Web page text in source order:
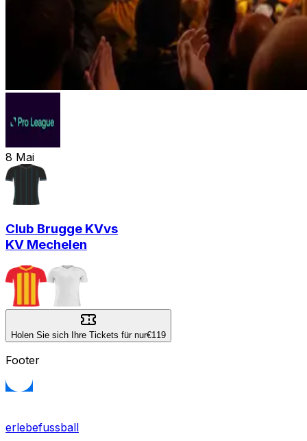
8 Mai
Club Brugge KVvs
KV Mechelen
Holen Sie sich Ihre Tickets für nur€119
Footer
erlebefussball